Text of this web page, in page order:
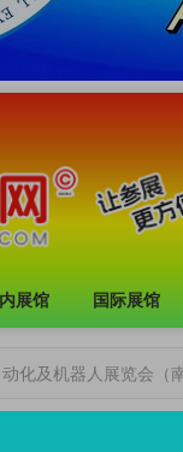
展馆 国际展馆
化及机器人展览会（